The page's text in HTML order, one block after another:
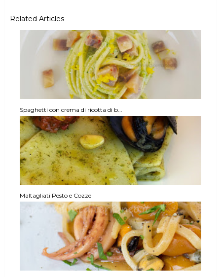
Related Articles
Spaghetti con crema di ricotta di b...
Maltagliati Pesto e Cozze